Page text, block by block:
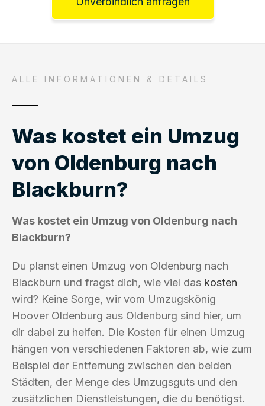
ALLE INFORMATIONEN & DETAILS
Was kostet ein Umzug
von Oldenburg nach
Blackburn?
Was kostet ein Umzug von Oldenburg nach
Blackburn?
Du planst einen Umzug von Oldenburg nach
Blackburn und fragst dich, wie viel das kosten
wird? Keine Sorge, wir vom Umzugskönig
Hoover Oldenburg aus Oldenburg sind hier, um
dir dabei zu helfen. Die Kosten für einen Umzug
hängen von verschiedenen Faktoren ab, wie zum
Beispiel der Entfernung zwischen den beiden
Städten, der Menge des Umzugsguts und den
zusätzlichen Dienstleistungen, die du benötigst.